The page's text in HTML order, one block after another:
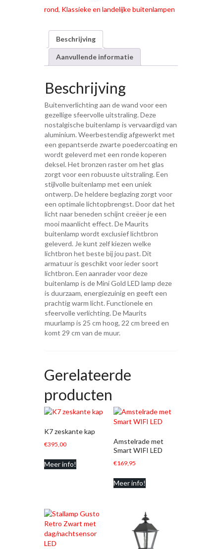
rond, Klassieke en landelijke buitenlampen
Beschrijving
Aanvullende informatie
Beschrijving
Buitenverlichting aan de wand voor een
gezellige sfeervolle uitstraling. Deze
nostalgische buitenlamp is vervaardigd van
aluminium. Weerbestendig afgewerkt met
een gepantserde zwarte poedercoating en
wordt geleverd met een ronde koperen
deksel. Het bronzen raster om het glas
zorgt voor een robuuste uitstraling. Een
stijlvolle buitenlamp met een uniek
ontwerp. De heldere beglazing zorgt voor
een optimale lichtopbrengst. Door dat het
licht naar beneden schijnt creëer je een
mooi maanlicht effect. De Maurits
buitenlamp wordt exclusief lichtbron
geleverd. Je kunt zelf kiezen welke
lichtbron het beste bij jou past. Dit
armatuur is geschikt voor ieder soort
lichtbron. Een aanrader voor deze
buitenlamp is de Mini Gold LED lamp deze
is duurzaam, energiezuinig en geeft een
prachtig warm licht. Functionele en
sfeervolle verlichting. De Maurits
muurlamp is 25 cm hoog, 22 cm breed en
komt 29 cm van de muur.
Gerelateerde
producten
K7 zeskante kap
€395,00
Meer info!
Amstelrade met
Smart WIFI LED
€169,95
Meer info!